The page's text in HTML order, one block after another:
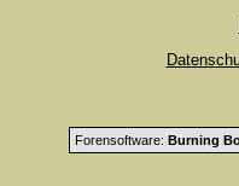
Forensoftware: Burning